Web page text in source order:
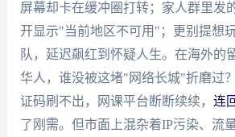
屏幕却卡在缓冲圈打转；家人群里发
开显示"当前地区不可用"；更别提想
队，延迟飙红到怀疑人生。在海外的
华人，谁没被这堵"网络长城"折磨过
证码刷不出，网课平台断断续续， 连
了刚需。但市面上混杂着IP污染、流